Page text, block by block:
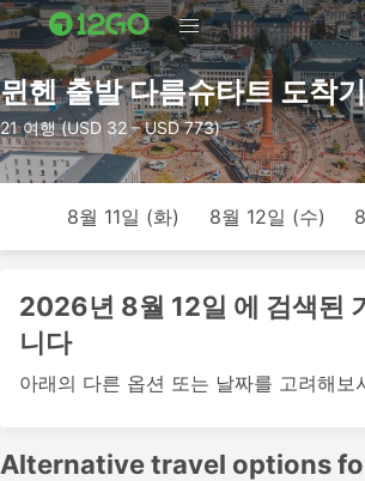
뮌헨 출발 다름슈타트 도착
21 여행 (USD 32 – USD 773)
8월 11일 (화) 8월 12일 (수)
2026년 8월 12일 에 검색된
니다
아래의 다른 옵션 또는 날짜를 고려해보
Alternative travel options